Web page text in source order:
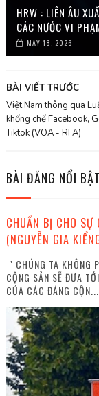
HRW : LIÊN ÂU
CÁC NƯỚC VI
MAY 18, 2026
BÀI VIẾT TRƯỚC
Việt Nam thông qua
khống chế Facebook,
Tiktok (VOA - RFA)
BÀI ĐĂNG NỔI BẬT
CHUẨN BỊ CHO SỰ
(NGUYỄN GIA
" CHÚNG TA KHÔNG
CỘNG SẢN SẼ ĐƯA
CỦA CÁC ĐẢNG CỘN...